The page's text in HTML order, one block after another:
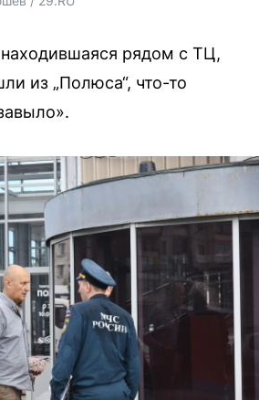
рядом с ТЦ,
из „Полюса“, что-то